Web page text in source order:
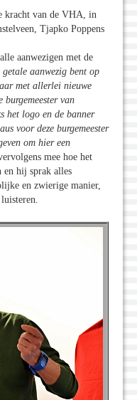
kracht van de VHA, in
Tjapko Poppens
aanwezigen met de
aanwezig bent op
met allerlei nieuwe
van
het logo en de banner
voor deze burgemeester
om hier een
mee hoe het
en hij sprak alles
en zwierige manier,